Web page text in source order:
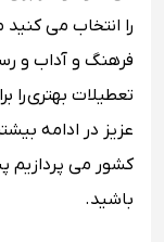
را انتخاب می
فرهنگ و آداب و
تعطیلات بهتری را
عزیز در ادامه
کشور می پردازیم
باشید.